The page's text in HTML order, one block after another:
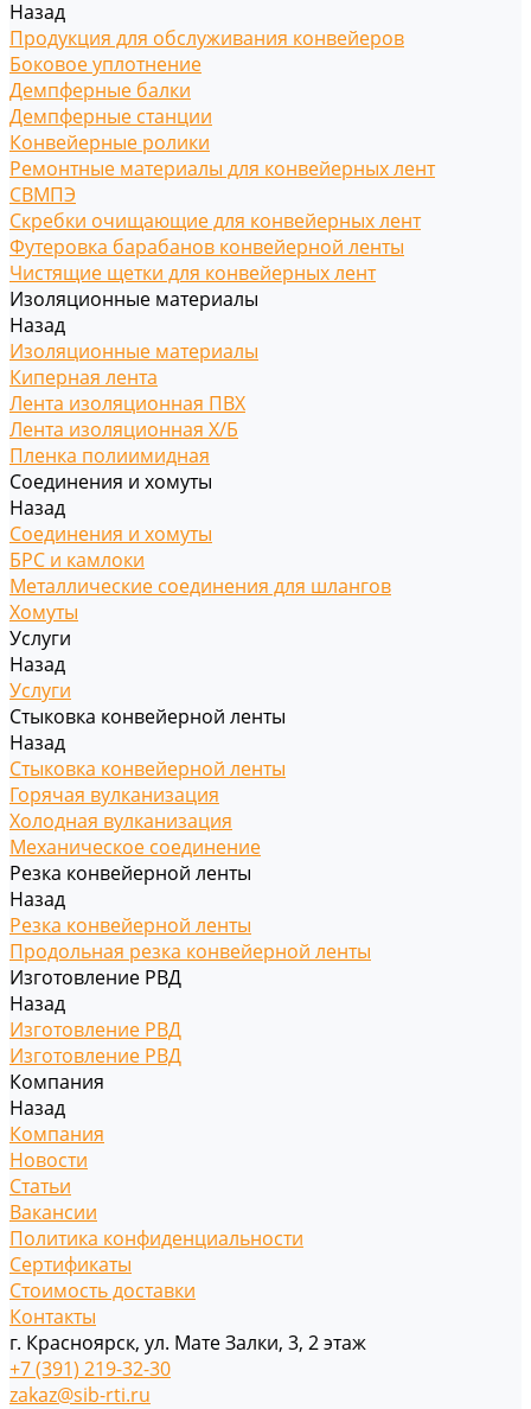
Назад
Продукция для обслуживания конвейеров
Боковое уплотнение
Демпферные балки
Демпферные станции
Конвейерные ролики
Ремонтные материалы для конвейерных лент
СВМПЭ
Скребки очищающие для конвейерных лент
Футеровка барабанов конвейерной ленты
Чистящие щетки для конвейерных лент
Изоляционные материалы
Назад
Изоляционные материалы
Киперная лента
Лента изоляционная ПВХ
Лента изоляционная Х/Б
Пленка полиимидная
Соединения и хомуты
Назад
Соединения и хомуты
БРС и камлоки
Металлические соединения для шлангов
Хомуты
Услуги
Назад
Услуги
Стыковка конвейерной ленты
Назад
Стыковка конвейерной ленты
Горячая вулканизация
Холодная вулканизация
Механическое соединение
Резка конвейерной ленты
Назад
Резка конвейерной ленты
Продольная резка конвейерной ленты
Изготовление РВД
Назад
Изготовление РВД
Изготовление РВД
Компания
Назад
Компания
Новости
Статьи
Вакансии
Политика конфиденциальности
Сертификаты
Стоимость доставки
Контакты
г. Красноярск, ул. Мате Залки, 3, 2 этаж
+7 (391) 219-32-30
zakaz@sib-rti.ru